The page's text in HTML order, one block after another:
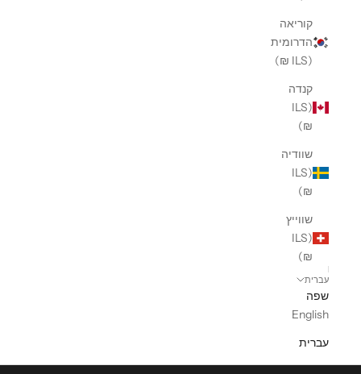
קוריאה
הדרומית
(ILS ₪)
קנדה
(ILS
₪)
שוודיה
(ILS
₪)
שווייץ
(ILS
₪)
עברית
שפה
English
עברית